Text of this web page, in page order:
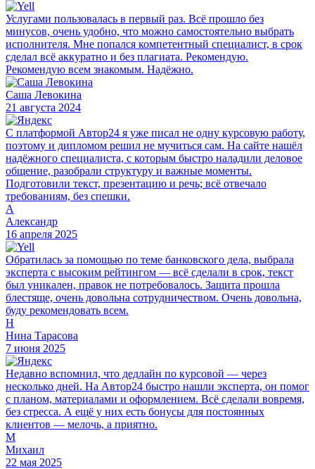
Услугами пользовалась в первый раз. Всё прошло без
минусов, очень удобно, что можно самостоятельно выбрать
исполнителя. Мне попался компетентный специалист, в срок
сделал всё аккуратно и без плагиата. Рекомендую.
Рекомендую всем знакомым. Надёжно.
Саша Левокина
21 августа 2024
С платформой Автор24 я уже писал не одну курсовую работу,
поэтому и дипломом решил не мучиться сам. На сайте нашёл
надёжного специалиста, с которым быстро наладили деловое
общение, разобрали структуру и важные моменты.
Подготовили текст, презентацию и речь; всё отвечало
требованиям, без спешки.
А
Александр
16 апреля 2025
Обратилась за помощью по теме банковского дела, выбрала
эксперта с высоким рейтингом — всё сделали в срок, текст
был уникален, правок не потребовалось. Защита прошла
блестяще, очень довольна сотрудничеством. Очень довольна,
буду рекомендовать всем.
Н
Нина Тарасова
7 июня 2025
Недавно вспомнил, что дедлайн по курсовой — через
несколько дней. На Автор24 быстро нашли эксперта, он помог
с планом, материалами и оформлением. Всё сделали вовремя,
без стресса. А ещё у них есть бонусы для постоянных
клиентов — мелочь, а приятно.
М
Михаил
22 мая 2025